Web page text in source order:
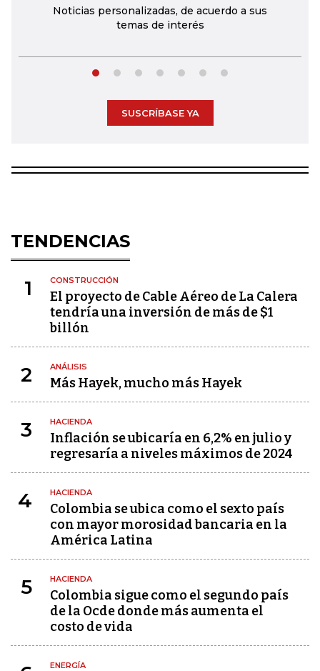
Noticias personalizadas, de acuerdo a sus
temas de interés
SUSCRÍBASE YA
TENDENCIAS
1 CONSTRUCCIÓN
El proyecto de Cable Aéreo de La Calera
tendría una inversión de más de $1
billón
2 ANÁLISIS
Más Hayek, mucho más Hayek
3 HACIENDA
Inflación se ubicaría en 6,2% en julio y
regresaría a niveles máximos de 2024
4 HACIENDA
Colombia se ubica como el sexto país
con mayor morosidad bancaria en la
América Latina
5 HACIENDA
Colombia sigue como el segundo país
de la Ocde donde más aumenta el
costo de vida
ENERGÍA